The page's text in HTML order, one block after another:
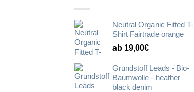
Neutral Organic Fitted T-
Shirt Fairtrade orange
ab 19,00€
Grundstoff Leads - Bio-
Baumwolle - heather
black denim